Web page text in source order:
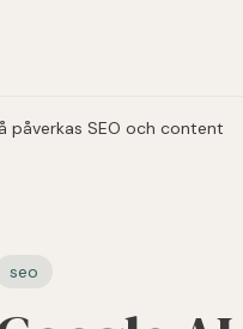
påverkas SEO och content
seo